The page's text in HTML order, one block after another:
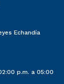
Echandía
p.m. a 05:00